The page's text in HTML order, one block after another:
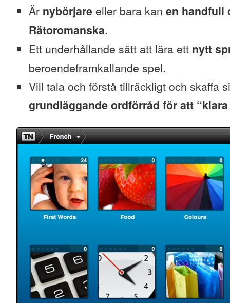
Är nybörjare eller bara kan en handfull
Rätoromanska.
Ett underhållande sätt att lära ett nytt
beroendeframkallande spel.
Vill tala och förstå tillräckligt och skaffa
grundläggande ordförråd för att